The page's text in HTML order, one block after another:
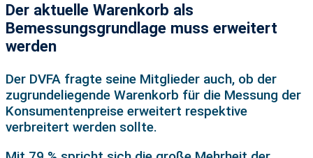
Der aktuelle Warenkorb als
Bemessungsgrundlage muss erweitert
werden
Der DVFA fragte seine Mitglieder auch, ob der
zugrundeliegende Warenkorb für die Messung der
Konsumentenpreise erweitert respektive
verbreitert werden sollte.